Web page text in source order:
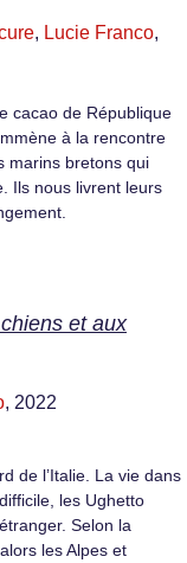
, Lucie Franco,
cacao de République
à la rencontre
marins bretons qui
Ils nous livrent leurs
et aux
, 2022
de l’Italie. La vie dans
les Ughetto
Selon la
les Alpes et